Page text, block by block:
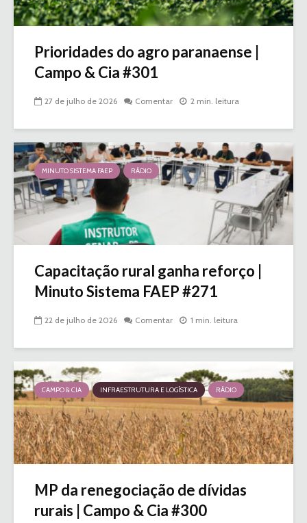
Prioridades do agro paranaense |
Campo & Cia #301
27 de julho de 2026 Comentar 2 min. leitura
MINUTO SISTEMA FAEP RÁDIO
Capacitação rural ganha reforço |
Minuto Sistema FAEP #271
22 de julho de 2026 Comentar 1 min. leitura
CAMPO & CIA INFRAESTRUTURA E LOGÍSTICA RÁDIO
MP da renegociação de dívidas
rurais | Campo & Cia #300